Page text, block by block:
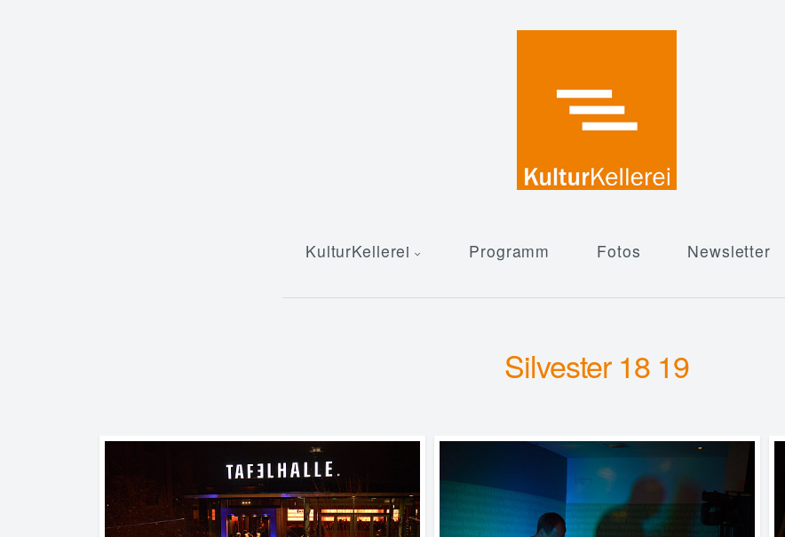
KulturKellerei Programm Fotos Newsletter
Silvester 18 19